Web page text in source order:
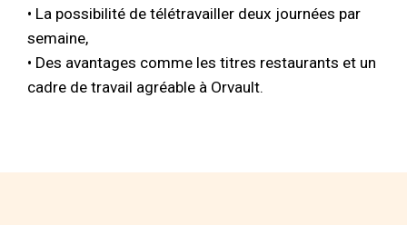
• La possibilité de télétravailler deux journées par
semaine,
• Des avantages comme les titres restaurants et un
cadre de travail agréable à Orvault.